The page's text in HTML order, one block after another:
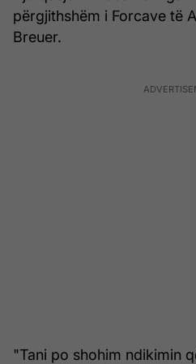
përgjithshëm i Forcave të
Breuer.
"Tani po shohim ndikimin